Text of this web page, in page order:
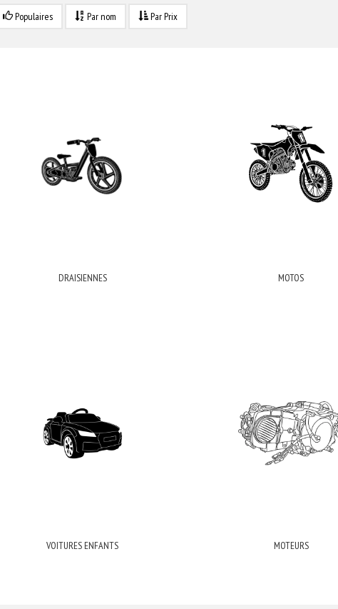
Populaires Par nom Par Prix
DRAISIENNES MOTOS
VOITURES ENFANTS MOTEURS